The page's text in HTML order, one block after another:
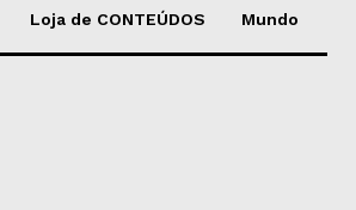
Loja de CONTEÚDOS Mundo